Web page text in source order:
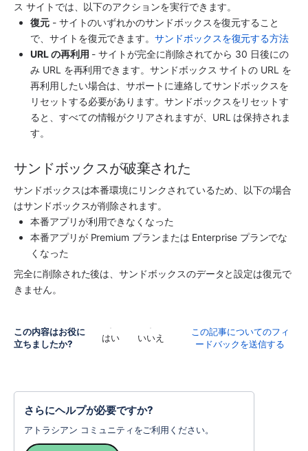
ス サイトでは、以下のアクションを実行できます。
復元 - サイトのいずれかのサンドボックスを復元すること
で、サイトを復元できます。サンドボックスを復元する方法
URL の再利用 - サイトが完全に削除されてから 30 日後にの
み URL を再利用できます。サンドボックス サイトの URL を
再利用したい場合は、サポートに連絡してサンドボックスを
リセットする必要があります。サンドボックスをリセットす
ると、すべての情報がクリアされますが、URL は保持されま
す。
サンドボックスが破棄された
サンドボックスは本番環境にリンクされているため、以下の場合
はサンドボックスが削除されます。
本番アプリが利用できなくなった
本番アプリが Premium プランまたは Enterprise プランでな
くなった
完全に削除された後は、サンドボックスのデータと設定は復元で
きません。
この内容はお役に
立ちましたか?
はい いいえ
この記事についてのフィ
ードバックを送信する
さらにヘルプが必要ですか?
アトラシアン コミュニティをご利用ください。